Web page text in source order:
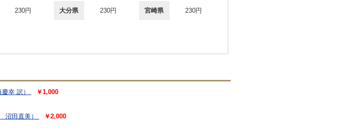
230円 大分県 230円 宮崎県 230円
幸 訳）
￥1,000
沼田直美）
￥2,000